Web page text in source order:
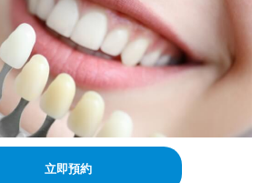
立即預約